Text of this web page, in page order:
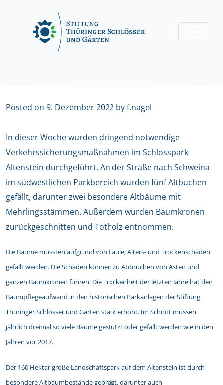
Posted on 9. Dezember 2022 byf.nagel
In dieser Woche wurden dringend notwendige
Verkehrssicherungsmaßnahmen im Schlosspark
Altenstein durchgeführt. An der Straße nach Schweina
im südwestlichen Parkbereich wurden fünf Altbuchen
gefällt, darunter zwei besondere Altbäume mit
Mehrlingsstämmen. Außerdem wurden Baumkronen
zurückgeschnitten und Totholz entnommen.
Die Bäume mussten aufgrund von Fäule, Alters- und Trockenschäden
gefällt werden. Die Schäden können zu Abbrüchen von Ästen und
ganzen Baumkronen führen. Die Trockenheit der letzten Jahre hat den
Baumpflegeaufwand in den historischen Parkanlagen der Stiftung
Thüringer Schlösser und Gärten stark erhöht. Im Schnitt müssen
jährlich dreimal so viele Bäume gestutzt oder gefällt werden wie in den
Jahren vor 2017.
Der 160 Hektar große Landschaftspark auf dem Altenstein ist durch
besondere Altbaumbestände geprägt, darunter auch